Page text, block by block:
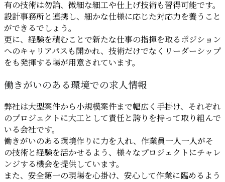
有の技術は勿論、微細な細工や仕上げ技術も習得可能です。
設計事務所と連携し、細かな仕様に応じた対応力を養うこと
ができるでしょう。
更に、経験を積むことで新たな仕事の指揮を取るポジション
へのキャリアパスも開かれ、技術だけでなくリーダーシップ
をも発揮する場が用意されています。
働きがいのある環境での求人情報
弊社は大型案件から小規模案件まで幅広く手掛け、それぞれ
のプロジェクトに大工として責任と誇りを持って取り組んで
いる会社です。
働きがいのある環境作りに力を入れ、作業員一人一人がそ
の技術と経験を活かせるよう、様々なプロジェクトにチャレ
ンジする機会を提供しています。
また、安全第一の現場を心掛け、安心して作業に臨めるよう